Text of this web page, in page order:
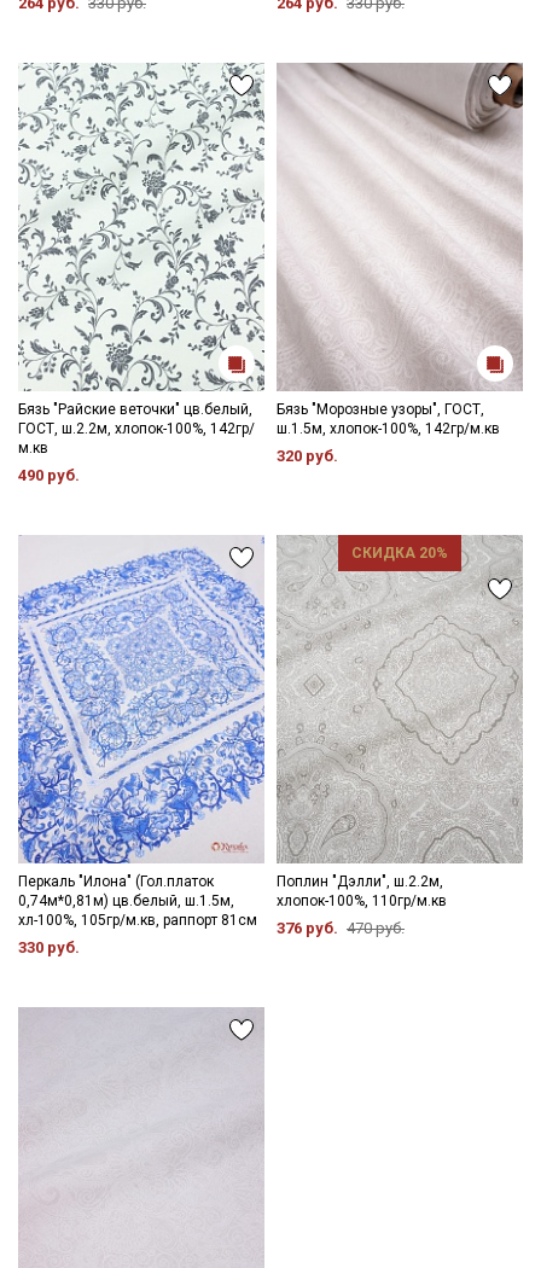
Бязь "Райские веточки" цв.белый,
ГОСТ, ш.2.2м, хлопок-100%, 142гр/
м.кв
490 руб.
Бязь "Морозные узоры", ГОСТ,
ш.1.5м, хлопок-100%, 142гр/м.кв
320 руб.
Перкаль "Илона" (Гол.платок
0,74м*0,81м) цв.белый, ш.1.5м,
хл-100%, 105гр/м.кв, раппорт 81см
330 руб.
СКИДКА 20%
Поплин "Дэлли", ш.2.2м,
хлопок-100%, 110гр/м.кв
376 руб. 470 руб.